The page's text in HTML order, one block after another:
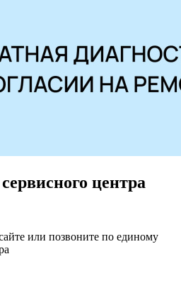
центра
или позвоните по единому